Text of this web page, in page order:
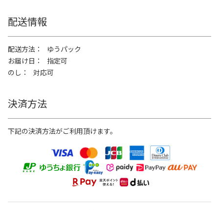
配送情報
配送方法
ゆうパック
お届け日
指定可
のし
対応可
決済方法
下記の決済方法がご利用頂けます。